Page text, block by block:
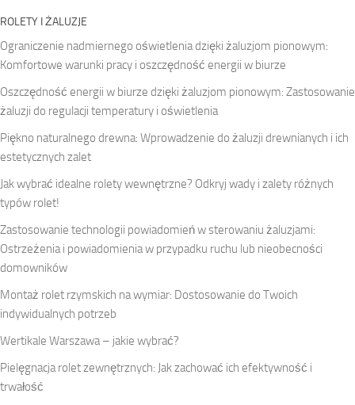
ROLETY I ŻALUZJE
Ograniczenie nadmiernego oświetlenia dzięki żaluzjom pionowym:
Komfortowe warunki pracy i oszczędność energii w biurze
Oszczędność energii w biurze dzięki żaluzjom pionowym: Zastosowanie
żaluzji do regulacji temperatury i oświetlenia
Piękno naturalnego drewna: Wprowadzenie do żaluzji drewnianych i ich
estetycznych zalet
Jak wybrać idealne rolety wewnętrzne? Odkryj wady i zalety różnych
typów rolet!
Zastosowanie technologii powiadomień w sterowaniu żaluzjami:
Ostrzeżenia i powiadomienia w przypadku ruchu lub nieobecności
domowników
Montaż rolet rzymskich na wymiar: Dostosowanie do Twoich
indywidualnych potrzeb
Wertikale Warszawa – jakie wybrać?
Pielęgnacja rolet zewnętrznych: Jak zachować ich efektywność i
trwałość